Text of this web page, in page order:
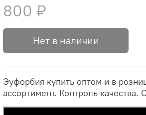
800 ₽
Нет в наличии
Эуфорбия купить оптом и в
ассортимент. Контроль